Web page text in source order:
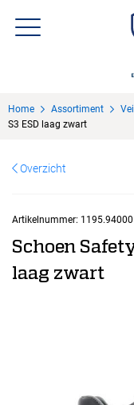
Over Sisa
Home Assortiment
S3 ESD laag zwart
Overzicht
Artikelnummer:
Schoen
laag zwart